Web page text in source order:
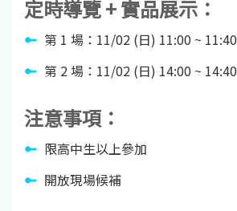
定時導覽 + 實品展示：
第 1 場：11/02 (日) 11:00 ~ 11:40
第 2 場：11/02 (日) 14:00 ~ 14:40
注意事項：
限高中生以上參加
開放現場候補